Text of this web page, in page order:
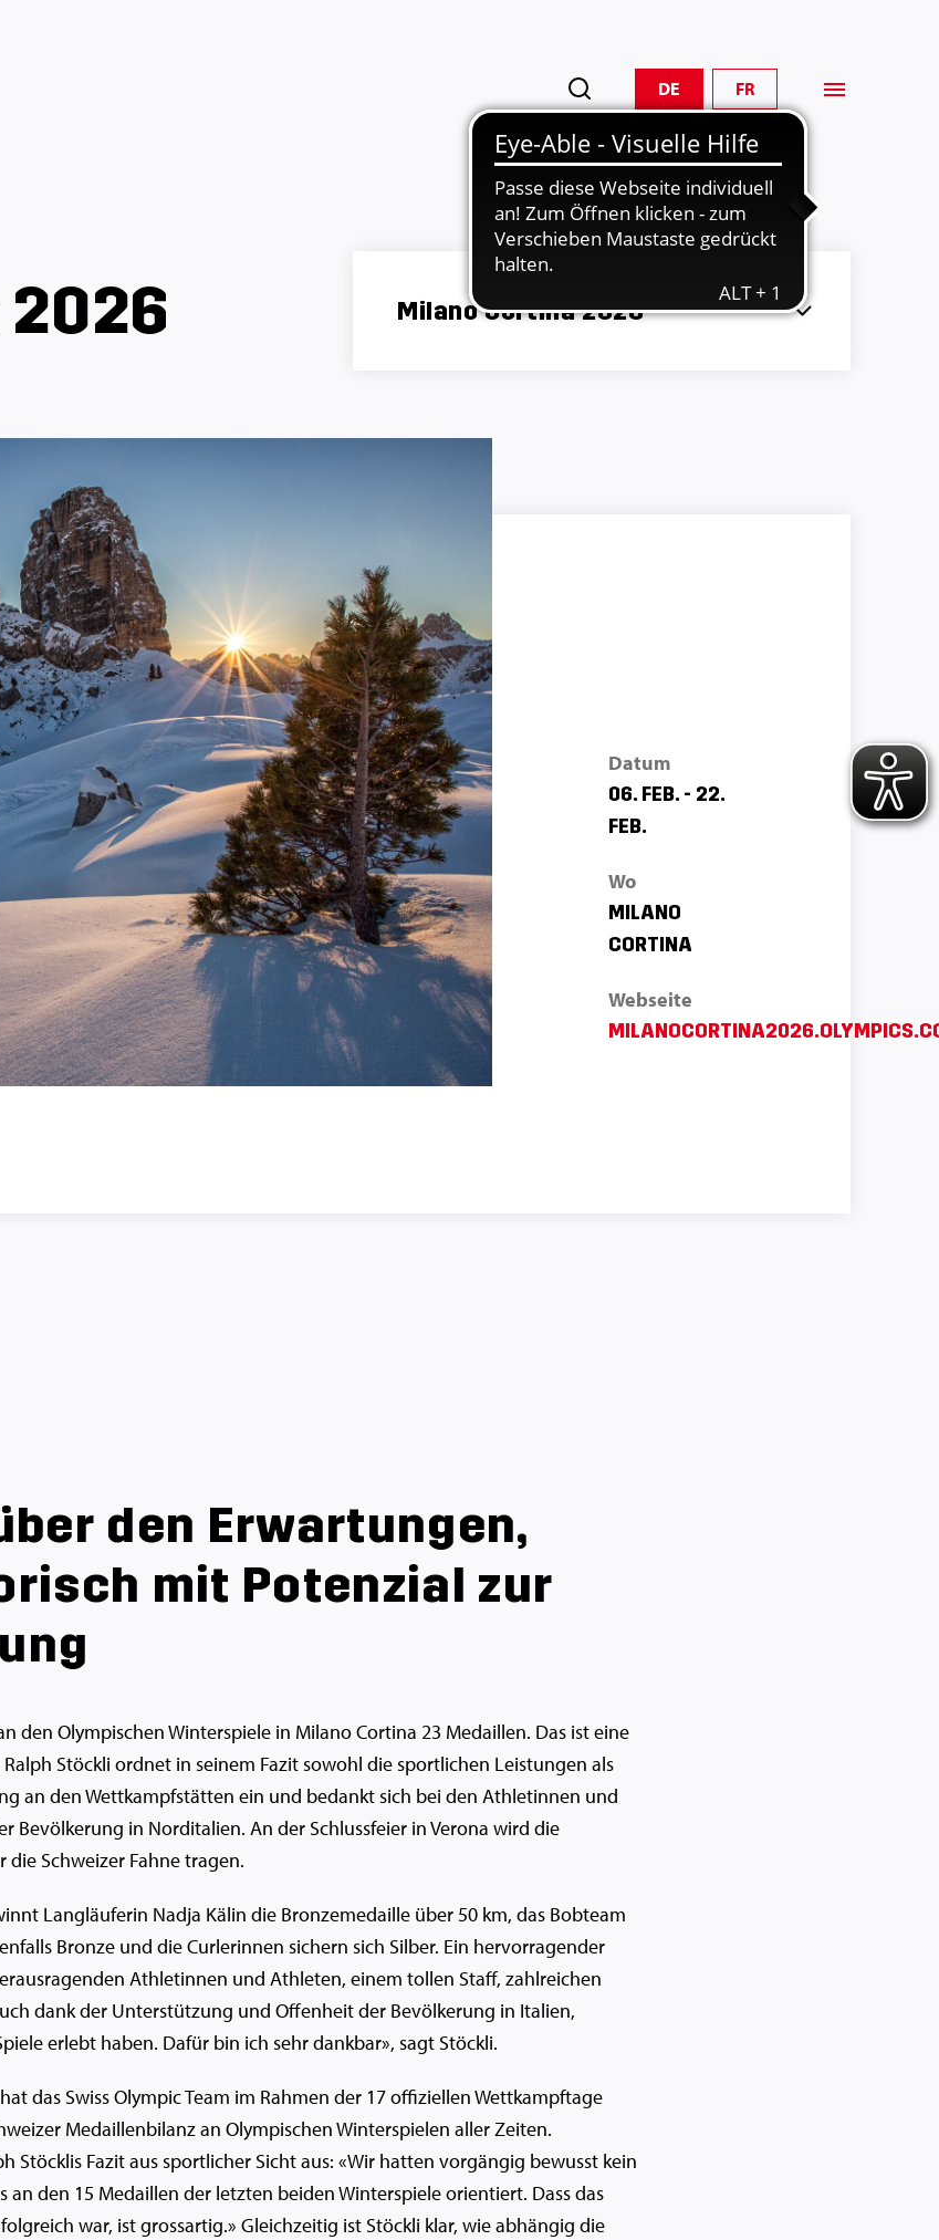
DE FR
Milano Cortina 2026
Datum
06. FEB. - 22.
FEB.
Wo
MILANO
CORTINA
Webseite
den Erwartungen,
mit Potenzial zur
den Olympischen Winterspiele in Milano Cortina 23 Medaillen. Das ist eine
Stöckli ordnet in seinem Fazit sowohl die sportlichen Leistungen als
an den Wettkampfstätten ein und bedankt sich bei den Athletinnen und
Bevölkerung in Norditalien. An der Schlussfeier in Verona wird die
die Schweizer Fahne tragen.
Langläuferin Nadja Kälin die Bronzemedaille über 50 km, das Bobteam
Bronze und die Curlerinnen sichern sich Silber. Ein hervorragender
Athletinnen und Athleten, einem tollen Staff, zahlreichen
dank der Unterstützung und Offenheit der Bevölkerung in Italien,
erlebt haben. Dafür bin ich sehr dankbar», sagt Stöckli.
das Swiss Olympic Team im Rahmen der 17 offiziellen Wettkampftage
Medaillenbilanz an Olympischen Winterspielen aller Zeiten.
Stöcklis Fazit aus sportlicher Sicht aus: «Wir hatten vorgängig bewusst kein
den 15 Medaillen der letzten beiden Winterspiele orientiert. Dass das
war, ist grossartig.» Gleichzeitig ist Stöckli klar, wie abhängig die